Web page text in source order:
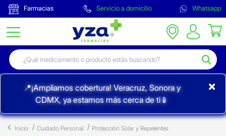
Farmacias Servicio a domicilio Whatsapp
📍¡Ampliamos cobertura! Veracruz, Sonora y
CDMX, ya estamos más cerca de ti📱
×
Inicio Cuidado Personal
Protección Solar y Repelentes